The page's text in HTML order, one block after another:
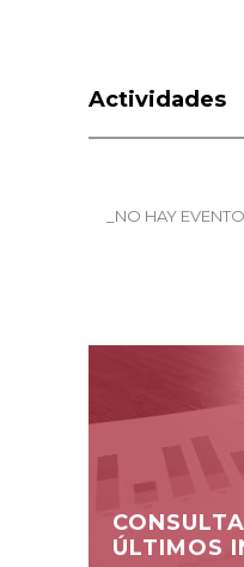
Actividades
_NO HAY
ÚLTIMOS